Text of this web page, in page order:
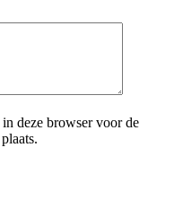
deze browser voor de